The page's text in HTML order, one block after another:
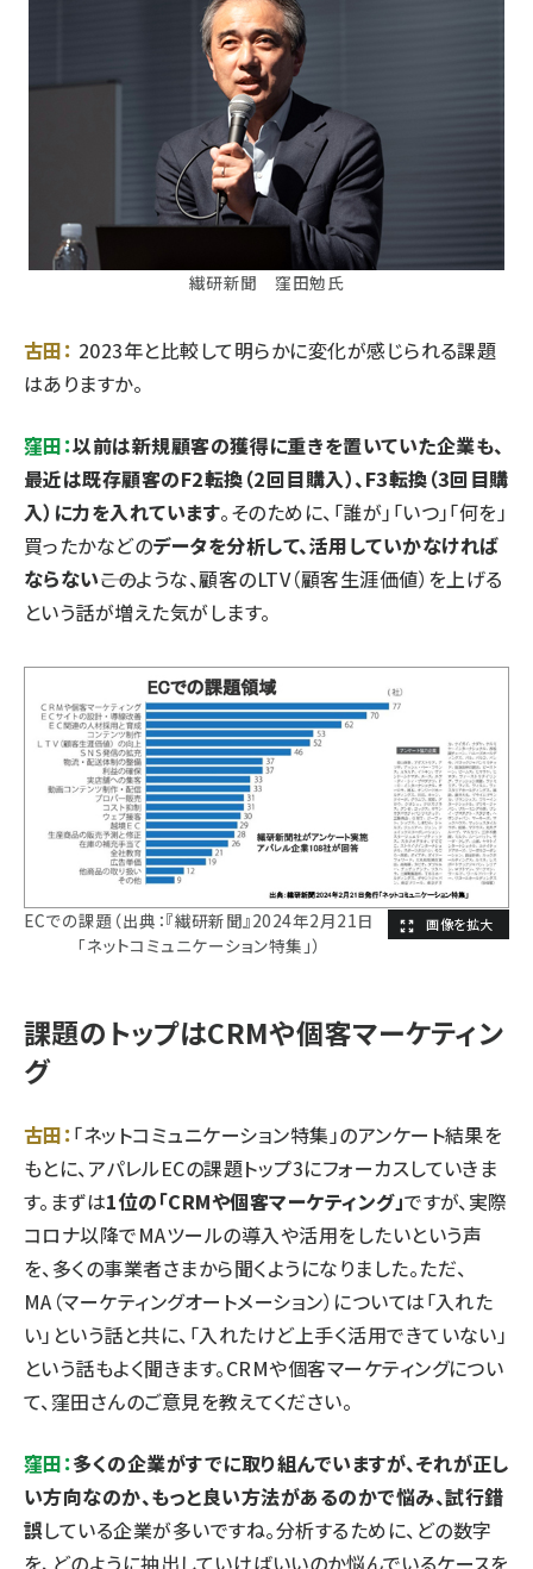
繊研新聞 窪田勉氏
古田： 2023年と比較して明らかに変化が感じられる課題
はありますか。
窪田：以前は新規顧客の獲得に重きを置いていた企業も、
最近は既存顧客のF2転換（2回目購入）、F3転換（3回目購
入）に力を入れています。そのために、「誰が」「いつ」「何を」
買ったかなどのデータを分析して、活用していかなければ
ならない――このような、顧客のLTV（顧客生涯価値）を上げる
という話が増えた気がします。
ECでの課題（出典：『繊研新聞』2024年2月21日
「ネットコミュニケーション特集」）
課題のトップはCRMや個客マーケティン
グ
古田：「ネットコミュニケーション特集」のアンケート結果を
もとに、アパレルECの課題トップ3にフォーカスしていきま
す。まずは1位の「CRMや個客マーケティング」ですが、実際
コロナ以降でMAツールの導入や活用をしたいという声
を、多くの事業者さまから聞くようになりました。ただ、
MA（マーケティングオートメーション）については「入れた
い」という話と共に、「入れたけど上手く活用できていない」
という話もよく聞きます。CRMや個客マーケティングについ
て、窪田さんのご意見を教えてください。
窪田：多くの企業がすでに取り組んでいますが、それが正し
い方向なのか、もっと良い方法があるのかで悩み、試行錯
誤している企業が多いですね。分析するために、どの数字
を、どのように抽出していけばいいのか悩んでいるケースを